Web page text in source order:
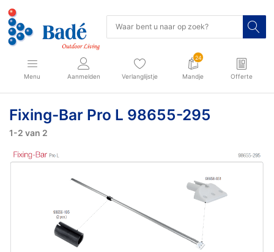
Menu Aanmelden Verlanglijstje
24
Mandje Offerte
Fixing-Bar Pro L 98655-295
1-2 van 2